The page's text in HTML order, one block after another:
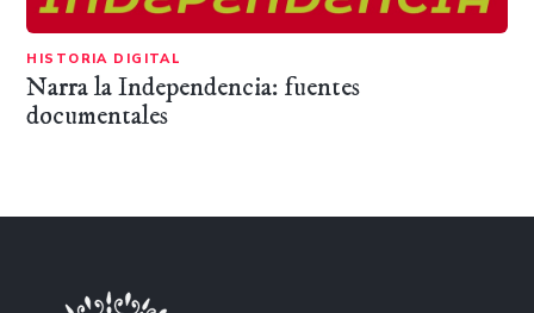
HISTORIA DIGITAL
Narra la Independencia: fuentes
documentales